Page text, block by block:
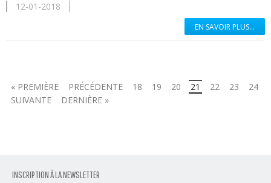
12-01-2018
EN SAVOIR PLUS...
« PREMIÈRE PRÉCÉDENTE 18 19 20 21 22 23
24
SUIVANTE
DERNIÈRE »
INSCRIPTION À LA NEWSLETTER